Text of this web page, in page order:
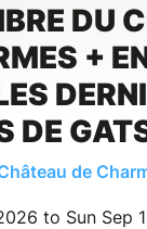
DU
+
DE
de
to Sun Sep